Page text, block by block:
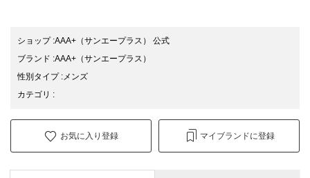
ショップ:AAA+（サンエープラス） 公式
ブランド :AAA+ （サンエープラス）
性別タイプ: メンズ
カテゴリ :
お気に入り登録 マイブランドに登録